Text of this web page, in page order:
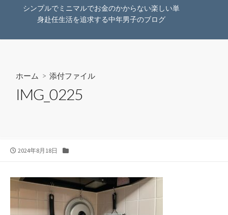
シンプルでミニマルでお金のかからない楽しい単
身赴任生活を追求する中年男子のブログ
ホーム > 添付ファイル
IMG_0225
公
2024年8月18日
リ
ー